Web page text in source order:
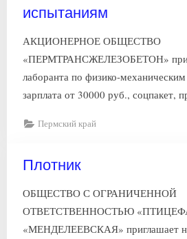
испытаниям
АКЦИОНЕРНОЕ ОБЩЕСТВО
«ПЕРМТРАНСЖЕЛЕЗОБЕТОН»
лаборанта по физико-
зарплата от 30000 руб., соцпакет,
Пермский край
Плотник
ОБЩЕСТВО С ОГРАНИЧЕННОЙ
ОТВЕТСТВЕННОСТЬЮ
«МЕНДЕЛЕЕВСКАЯ» приглашает